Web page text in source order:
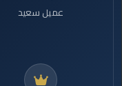
عميل سعيد